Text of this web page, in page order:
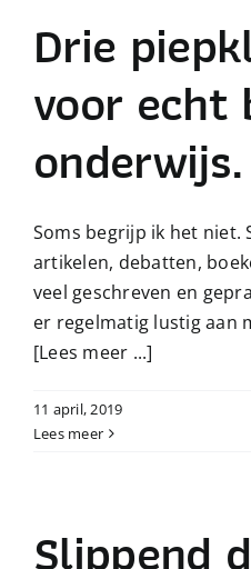
Drie
voor echt
onderwijs.
Soms begrijp ik het niet.
artikelen, debatten,
veel geschreven en
er regelmatig lustig aan
[Lees meer ...]
11 april, 2019
Lees meer
Slippend